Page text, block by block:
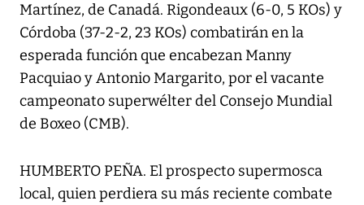
Martínez, de Canadá. Rigondeaux (6-0, 5 KOs) y
Córdoba (37-2-2, 23 KOs) combatirán en la
esperada función que encabezan Manny
Pacquiao y Antonio Margarito, por el vacante
campeonato superwélter del Consejo Mundial
de Boxeo (CMB).
HUMBERTO PEÑA. El prospecto supermosca
local, quien perdiera su más reciente combate